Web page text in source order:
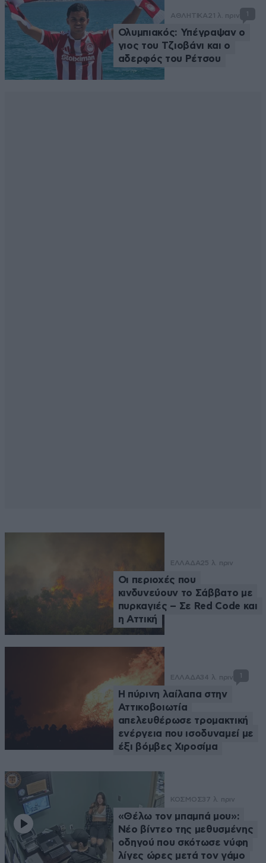
ΑΘΛΗΤΙΚΑ21 λ. πριν 1
Ολυμπιακός: Υπέγραψαν ο
γιος του Τζιοβάνι και ο
αδερφός του Ρέτσου
ΕΛΛΑΔΑ25 λ. πριν
Οι περιοχές που
κινδυνεύουν το Σάββατο με
πυρκαγιές – Σε Red Code και
η Αττική
ΕΛΛΑΔΑ34 λ. πριν 1
Η πύρινη λαίλαπα στην
Αττικοβοιωτία
απελευθέρωσε τρομακτική
ενέργεια που ισοδυναμεί με
έξι βόμβες Χιροσίμα
ΚΟΣΜΟΣ37 λ. πριν
«Θέλω τον μπαμπά μου»:
Νέο βίντεο της μεθυσμένης
οδηγού που σκότωσε νύφη
λίγες ώρες μετά τον γάμο